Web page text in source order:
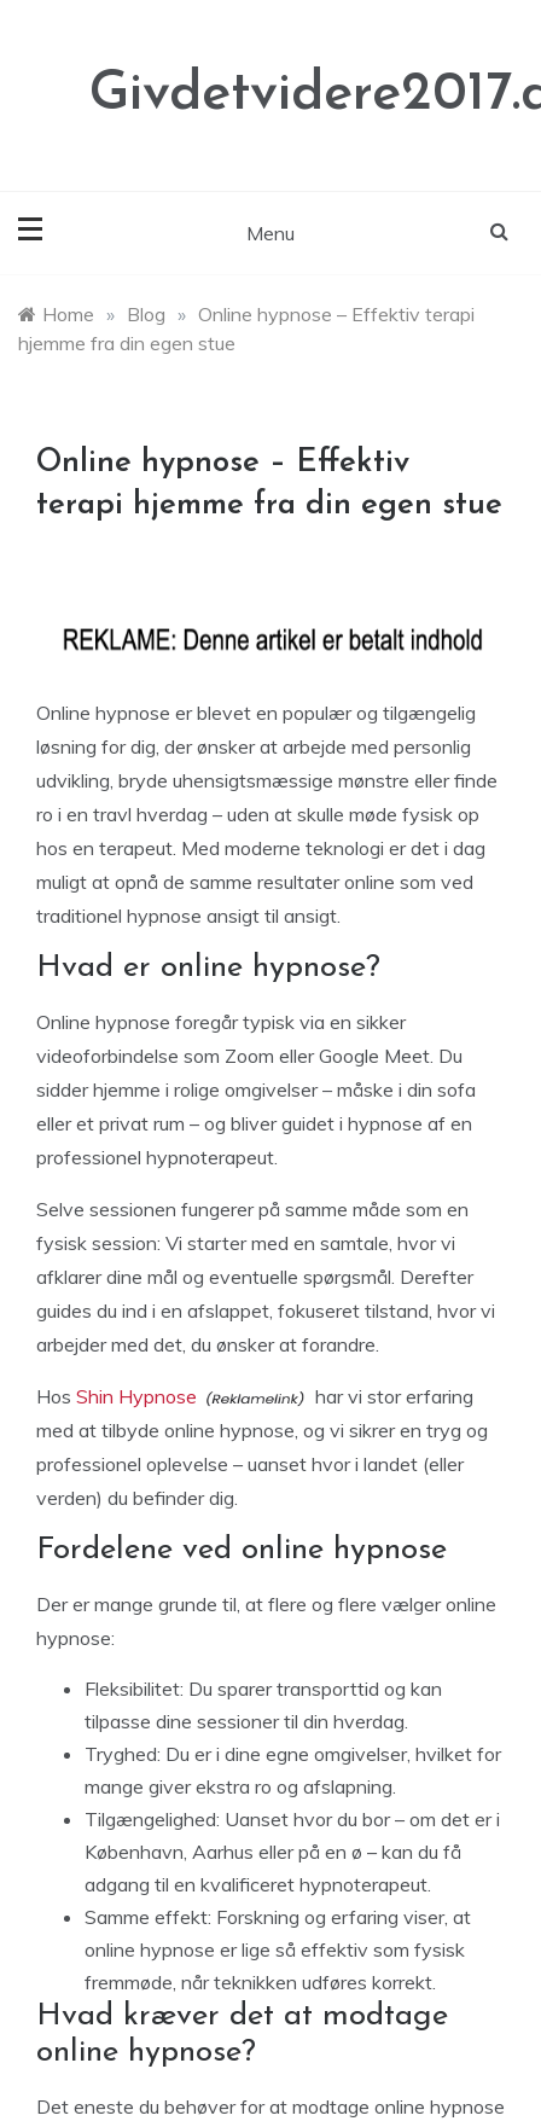
Menu
Home » Blog » Online hypnose – Effektiv terapi
hjemme fra din egen stue
Online hypnose – Effektiv
terapi hjemme fra din egen stue
Online hypnose er blevet en populær og tilgængelig
løsning for dig, der ønsker at arbejde med personlig
udvikling, bryde uhensigtsmæssige mønstre eller finde
ro i en travl hverdag – uden at skulle møde fysisk op
hos en terapeut. Med moderne teknologi er det i dag
muligt at opnå de samme resultater online som ved
traditionel hypnose ansigt til ansigt.
Hvad er online hypnose?
Online hypnose foregår typisk via en sikker
videoforbindelse som Zoom eller Google Meet. Du
sidder hjemme i rolige omgivelser – måske i din sofa
eller et privat rum – og bliver guidet i hypnose af en
professionel hypnoterapeut.
Selve sessionen fungerer på samme måde som en
fysisk session: Vi starter med en samtale, hvor vi
afklarer dine mål og eventuelle spørgsmål. Derefter
guides du ind i en afslappet, fokuseret tilstand, hvor vi
arbejder med det, du ønsker at forandre.
Hos Shin Hypnose
har vi stor erfaring
med at tilbyde online hypnose, og vi sikrer en tryg og
professionel oplevelse – uanset hvor i landet (eller
verden) du befinder dig.
Fordelene ved online hypnose
Der er mange grunde til, at flere og flere vælger online
hypnose:
Fleksibilitet: Du sparer transporttid og kan
tilpasse dine sessioner til din hverdag.
Tryghed: Du er i dine egne omgivelser, hvilket for
mange giver ekstra ro og afslapning.
Tilgængelighed: Uanset hvor du bor – om det er i
København, Aarhus eller på en ø – kan du få
adgang til en kvalificeret hypnoterapeut.
Samme effekt: Forskning og erfaring viser, at
online hypnose er lige så effektiv som fysisk
fremmøde, når teknikken udføres korrekt.
Hvad kræver det at modtage
online hypnose?
Det eneste du behøver for at modtage online hypnose